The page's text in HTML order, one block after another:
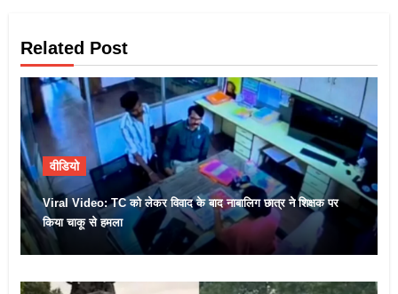
Related Post
वीडियो
Viral Video: TC को लेकर विवाद के बाद नाबालिग छात्र ने शिक्षक पर
किया चाकू से हमला